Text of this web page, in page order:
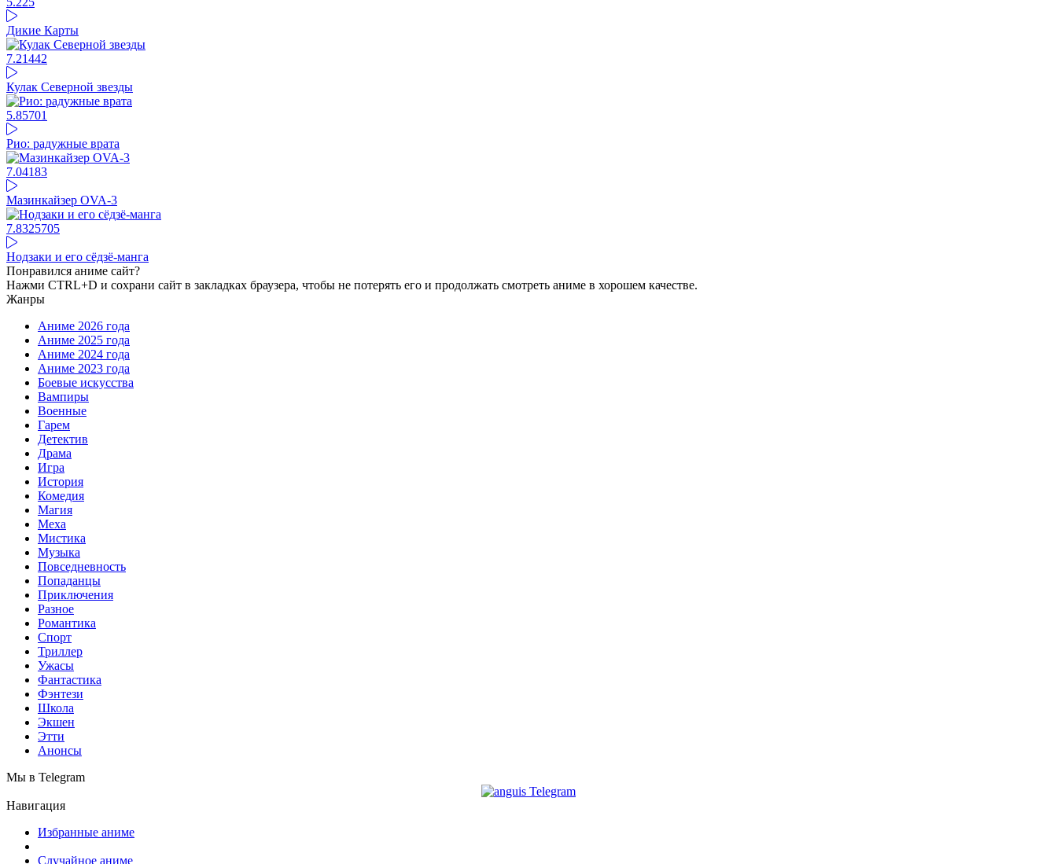
Дикие Карты
7.21442
Кулак Северной звезды
5.85701
Рио: радужные врата
7.04183
Мазинкайзер OVA-3
7.8325705
Нодзаки и его сёдзё-манга
Понравился аниме сайт?
Нажми CTRL+D и сохрани сайт в закладках браузера, чтобы не потерять его и продолжать смотреть аниме в хорошем качестве.
Жанры
Аниме 2026 года
Аниме 2025 года
Аниме 2024 года
Аниме 2023 года
Боевые искусства
Вампиры
Военные
Гарем
Детектив
Драма
Игра
История
Комедия
Магия
Меха
Мистика
Музыка
Повседневность
Попаданцы
Приключения
Разное
Романтика
Спорт
Триллер
Ужасы
Фантастика
Фэнтези
Школа
Экшен
Этти
Анонсы
Мы в Telegram
Навигация
Избранные аниме
Случайное аниме